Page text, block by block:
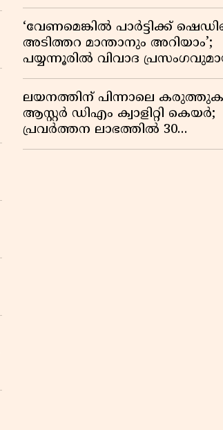
‘വേണമെങ്കിൽ പാർട്ടിക്ക്
അടിത്തറ മാന്താനും അറിയാം’;
പയ്യന്നൂരിൽ വിവാദ
കെ രാഗേഷ്
ലയനത്തിന് പിന്നാലെ
ആസ്റ്റർ ഡിഎം ക്വാളിറ്റി കെയർ;
പ്രവർത്തന ലാഭത്തിൽ 30
ശതമാനത്തിൻ്റെ വളർച്ച,